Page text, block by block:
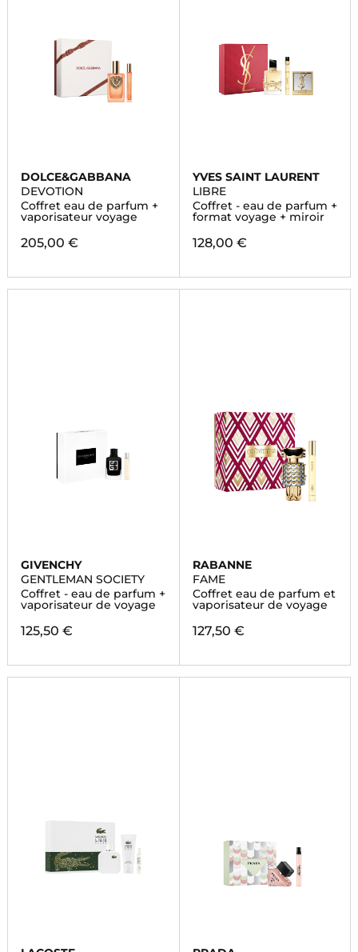
DOLCE&GABBANA
DEVOTION
Coffret eau de parfum +
vaporisateur voyage
205,00 €
YVES SAINT LAURENT
LIBRE
Coffret - eau de parfum +
format voyage + miroir
128,00 €
GIVENCHY
GENTLEMAN SOCIETY
Coffret - eau de parfum +
vaporisateur de voyage
125,50 €
RABANNE
FAME
Coffret eau de parfum et
vaporisateur de voyage
127,50 €